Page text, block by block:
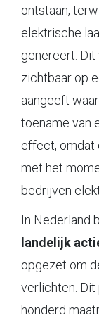
ontstaan,
elektrische
genereert. Dit
zichtbaar op
aangeeft
toename van
effect, omdat
met het
bedrijven
In Nederland
landelijk
opgezet om
verlichten. Dit
honderd